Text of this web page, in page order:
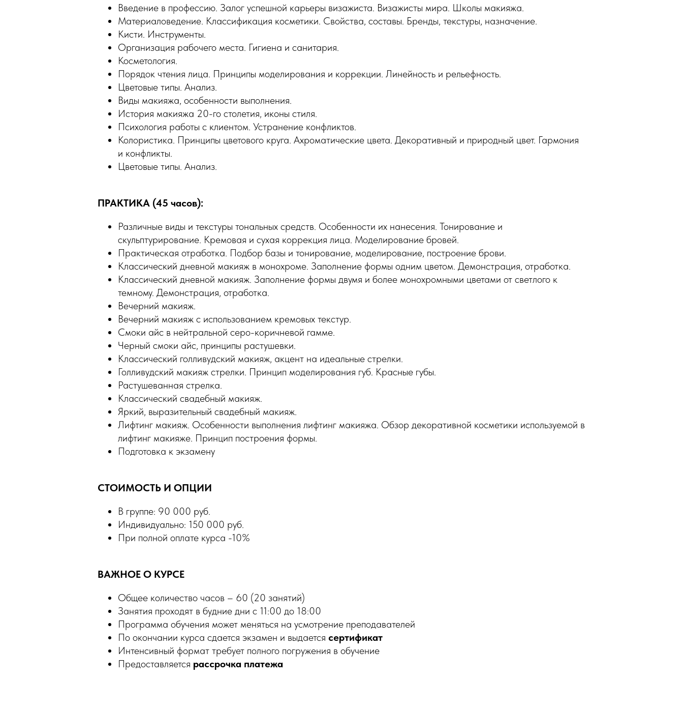
Введение в профессию. Залог успешной карьеры визажиста. Визажисты мира. Школы макияжа.
Материаловедение. Классификация косметики. Свойства, составы. Бренды, текстуры, назначение.
Кисти. Инструменты.
Организация рабочего места. Гигиена и санитария.
Косметология.
Порядок чтения лица. Принципы моделирования и коррекции. Линейность и рельефность.
Цветовые типы. Анализ.
Виды макияжа, особенности выполнения.
История макияжа 20-го столетия, иконы стиля.
Психология работы с клиентом. Устранение конфликтов.
Колористика. Принципы цветового круга. Ахроматические цвета. Декоративный и природный цвет. Гармония
и конфликты.
Цветовые типы. Анализ.
ПРАКТИКА (45 часов):
Различные виды и текстуры тональных средств. Особенности их нанесения. Тонирование и
скульптурирование. Кремовая и сухая коррекция лица. Моделирование бровей.
Практическая отработка. Подбор базы и тонирование, моделирование, построение брови.
Классический дневной макияж в монохроме. Заполнение формы одним цветом. Демонстрация, отработка.
Классический дневной макияж. Заполнение формы двумя и более монохромными цветами от светлого к
темному. Демонстрация, отработка.
Вечерний макияж.
Вечерний макияж с использованием кремовых текстур.
Смоки айс в нейтральной серо-коричневой гамме.
Черный смоки айс, принципы растушевки.
Классический голливудский макияж, акцент на идеальные стрелки.
Голливудский макияж стрелки. Принцип моделирования губ. Красные губы.
Растушеванная стрелка.
Классический свадебный макияж.
Яркий, выразительный свадебный макияж.
Лифтинг макияж. Особенности выполнения лифтинг макияжа. Обзор декоративной косметики используемой в
лифтинг макияже. Принцип построения формы.
Подготовка к экзамену
СТОИМОСТЬ И ОПЦИИ
В группе: 90 000 руб.
Индивидуально: 150 000 руб.
При полной оплате курса -10%
ВАЖНОЕ О КУРСЕ
Общее количество часов – 60 (20 занятий)
Занятия проходят в будние дни с 11:00 до 18:00
Программа обучения может меняться на усмотрение преподавателей
По окончании курса сдается экзамен и выдается сертификат
Интенсивный формат требует полного погружения в обучение
Предоставляется рассрочка платежа